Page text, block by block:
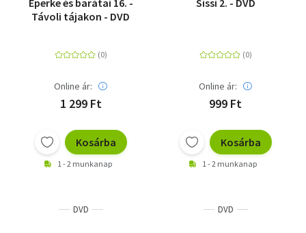
Eperke és barátai 16. -
Távoli tájakon - DVD
Online ár:
1 299 Ft
Kosárba
1 - 2 munkanap
Sissi 2. - DVD
Online ár:
999 Ft
Kosárba
1 - 2 munkanap
DVD DVD